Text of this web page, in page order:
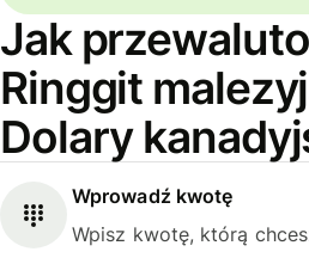
Jak
Ringgit
Dolary
Wprowadź kwotę
Wpisz kwotę, którą